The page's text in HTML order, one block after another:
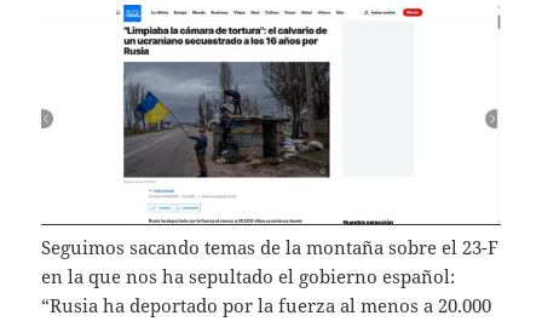
Seguimos sacando temas de la montaña sobre el 23-F
en la que nos ha sepultado el gobierno español:
“Rusia ha deportado por la fuerza al menos a 20.000